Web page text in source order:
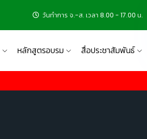
วันทำการ จ.-ส. เวลา 8.00 - 17.00 น.
หลักสูตรอบรม สื่อประชาสัมพันธ์